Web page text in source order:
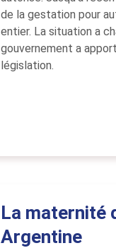
de la gestation pour
entier. La situation a
gouvernement a
législation.
La maternité
Argentine